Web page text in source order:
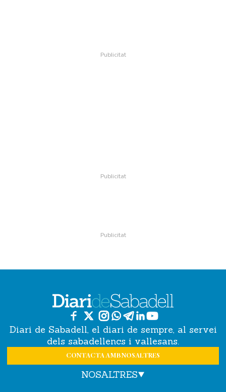
Diari de Sabadell, el diari de sempre, al servei
dels sabadellencs i vallesans.
CONTACTA AMB NOSALTRES
NOSALTRES